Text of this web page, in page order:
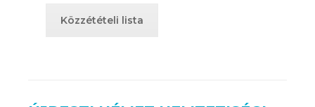
Közzétételi lista